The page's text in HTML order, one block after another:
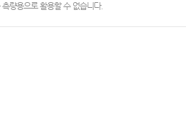
량용으로 활용할 수 없습니다.